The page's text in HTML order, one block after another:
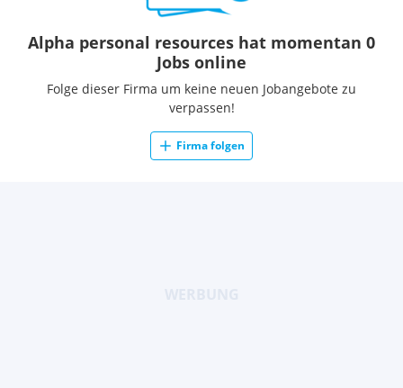
Alpha personal resources hat momentan 0
Jobs online
Folge dieser Firma um keine neuen Jobangebote zu
verpassen!
Firma folgen